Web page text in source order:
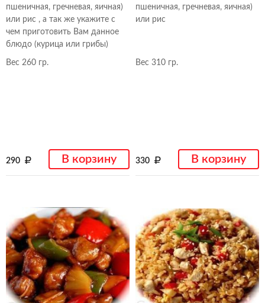
пшеничная, гречневая, яичная)
или рис , а так же укажите с
чем приготовить Вам данное
блюдо (курица или грибы)
Вес 260 гр.
290 В корзину
пшеничная, гречневая, яичная)
или рис
Вес 310 гр.
330 В корзину